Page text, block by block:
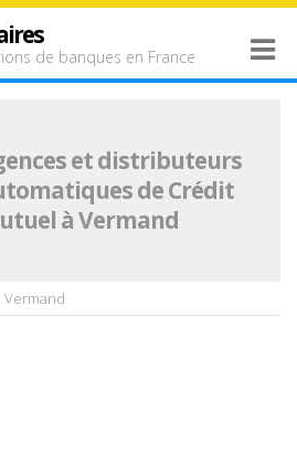
de banques en France
et distributeurs
de Crédit
à Vermand